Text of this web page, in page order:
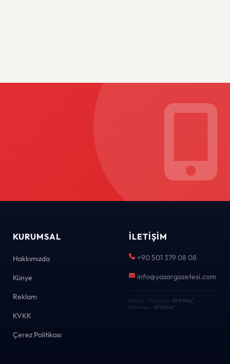
KURUMSAL
Hakkımızda
Künye
Reklam
KVKK
Çerez Politikası
İLETIŞIM
+90 501 379 08 08
info@yazargazetesi.com
eNews · Geliştirici KEYDAL·
Developer KEYDAL